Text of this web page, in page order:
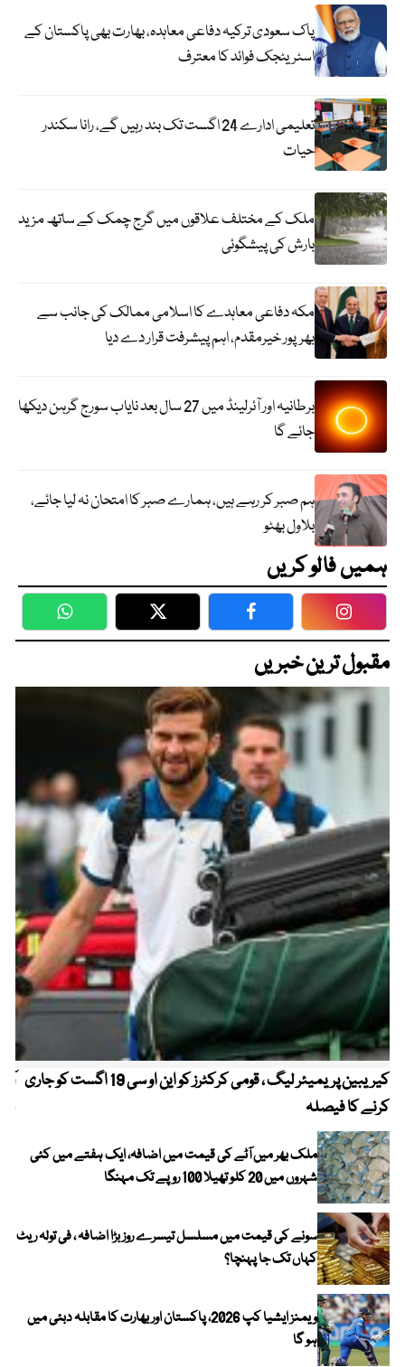
پاک سعودی ترکیہ دفاعی معاہدہ، بھارت بھی پاکستان کے
اسٹریٹجک فوائد کا معترف
تعلیمی ادارے 24 اگست تک بند رہیں گے، رانا سکندر
حیات
ملک کے مختلف علاقوں میں گرج چمک کے ساتھ مزید
بارش کی پیشگوئی
مکہ دفاعی معاہدے کا اسلامی ممالک کی جانب سے
بھرپور خیرمقدم، اہم پیشرفت قرار دے دیا
برطانیہ اور آئرلینڈ میں 27 سال بعد نایاب سورج گرہن دیکھا
جائے گا
ہم صبر کر رہے ہیں، ہمارے صبر کا امتحان نہ لیا جائے،
بلاول بھٹو
ہمیں فالو کریں
WhatsApp Twitter Facebook
مقبول ترین خبریں
کیریبین پریمیئر لیگ ، قومی کرکٹرز کو این او سی 19 اگست کو جاری
کرنے کا فیصلہ
ملک بھر میں آٹے کی قیمت میں اضافہ، ایک ہفتے میں کئی
شہروں میں 20 کلو تھیلا 100 روپے تک مہنگا
سونے کی قیمت میں مسلسل تیسرے روز بڑا اضافہ ، فی تولہ ریٹ
کہاں تک جا پہنچا؟
ویمنز ایشیا کپ 2026، پاکستان اور بھارت کا مقابلہ دبئی میں
ہو گا